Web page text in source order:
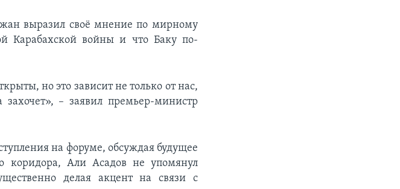
выразил своё мнение по мирному
Карабахской войны и что Баку по-
но это зависит не только от нас,
– заявил премьер-министр
на форуме, обсуждая будущее
коридора, Али Асадов не упомянул
делая акцент на связи с